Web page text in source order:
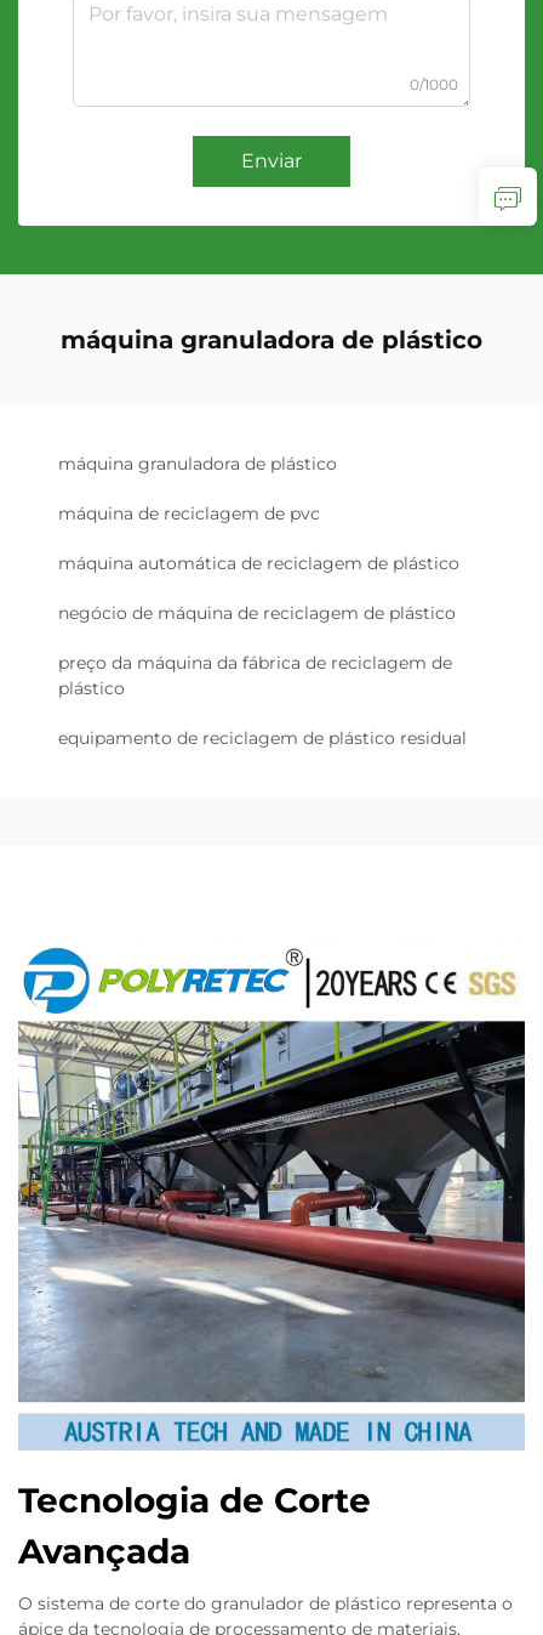
0/1000
Enviar
máquina granuladora de plástico
máquina granuladora de plástico
máquina de reciclagem de pvc
máquina automática de reciclagem de plástico
negócio de máquina de reciclagem de plástico
preço da máquina da fábrica de reciclagem de
plástico
equipamento de reciclagem de plástico residual
Tecnologia de Corte
Avançada
O sistema de corte do granulador de plástico representa o
ápice da tecnologia de processamento de materiais,